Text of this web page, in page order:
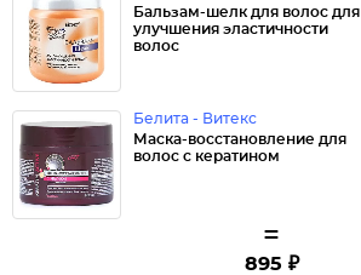
Бальзам-шелк для волос для
улучшения эластичности
волос
Белита - Витекс
Маска-восстановление для
волос с кератином
=
895 ₽